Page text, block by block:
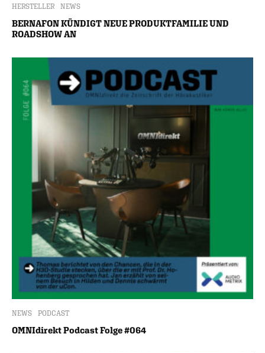
HERSTELLER NEWS
BERNAFON KÜNDIGT NEUE PRODUKTFAMILIE UND
ROADSHOW AN
NEWS PODCAST
OMNIdirekt Podcast Folge #064